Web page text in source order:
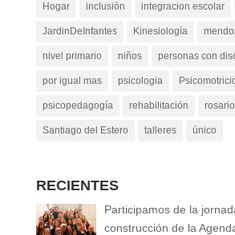
Hogar inclusión integracion escolar
JardinDeInfantes Kinesiología
nivel primario niños personas con
por igual mas psicologia
psicopedagogía rehabilitación rosario
Santiago del Estero talleres único
RECIENTES
Participamos de la
construcción de la